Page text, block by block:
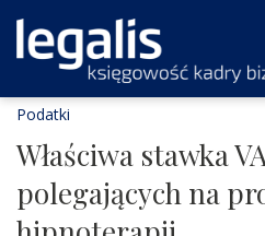
Podatki
Właściwa stawka
polegających na